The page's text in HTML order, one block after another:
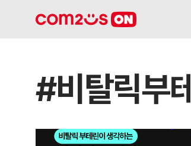
#비탈릭부